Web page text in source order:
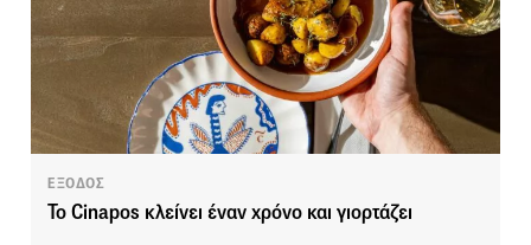
ΕΞΟΔΟΣ
To Cinapos κλείνει έναν χρόνο και γιορτάζει